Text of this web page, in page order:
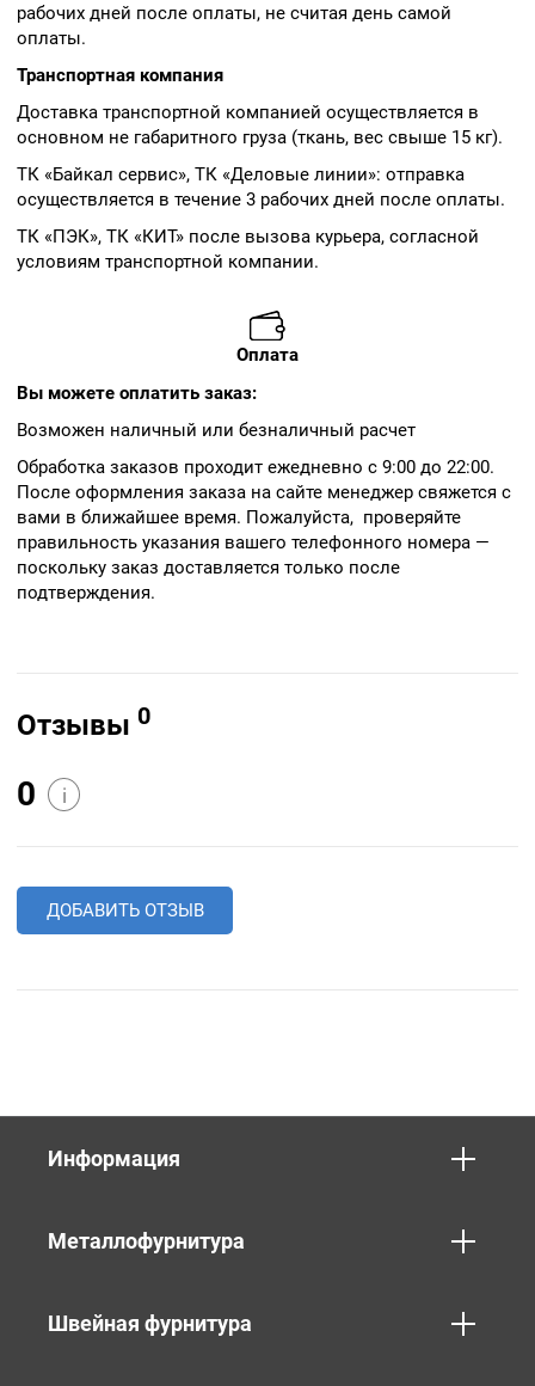
рабочих дней после оплаты, не считая день самой
оплаты.
Транспортная компания
Доставка транспортной компанией осуществляется в
основном не габаритного груза (ткань, вес свыше 15 кг).
ТК «Байкал сервис», ТК «Деловые линии»: отправка
осуществляется в течение 3 рабочих дней после оплаты.
ТК «ПЭК», ТК «КИТ» после вызова курьера, согласной
условиям транспортной компании.
Оплата
Вы можете оплатить заказ:
Возможен наличный или безналичный расчет
Обработка заказов проходит ежедневно с 9:00 до 22:00.
После оформления заказа на сайте менеджер свяжется с
вами в ближайшее время. Пожалуйста, проверяйте
правильность указания вашего телефонного номера —
поскольку заказ доставляется только после
подтверждения.
Отзывы 0
0 i
ДОБАВИТЬ ОТЗЫВ
Информация
Металлофурнитура
Швейная фурнитура